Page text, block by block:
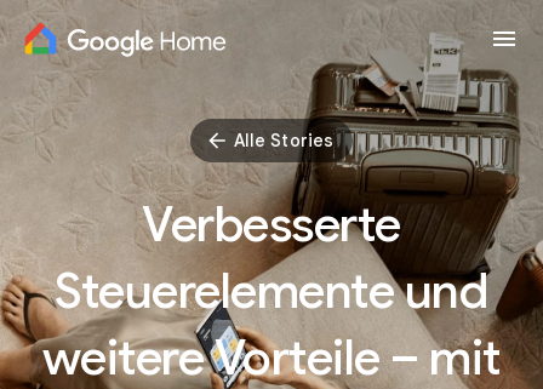
Alle Stories
Verbesserte
Steuerelemente und
weitere Vorteile – mit